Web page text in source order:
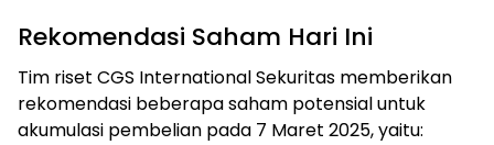
Rekomendasi Saham Hari Ini
Tim riset CGS International Sekuritas memberikan
rekomendasi beberapa saham potensial untuk
akumulasi pembelian pada 7 Maret 2025, yaitu: